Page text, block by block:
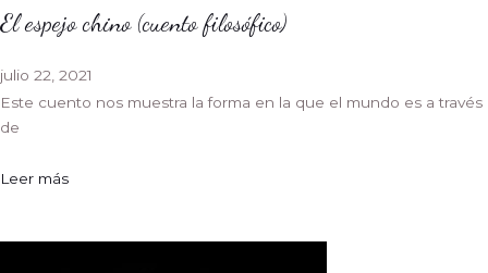
El espejo chino (cuento filosófico)
julio 22, 2021
Este cuento nos muestra la forma en la que el mundo es a través
de
Leer más